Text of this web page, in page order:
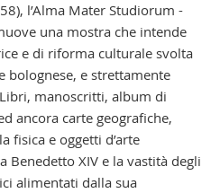
l’Alma Mater Studiorum -
una mostra che intende
e di riforma culturale svolta
bolognese, e strettamente
manoscritti, album di
ancora carte geografiche,
fisica e oggetti d’arte
Benedetto XIV e la vastità degli
alimentati dalla sua